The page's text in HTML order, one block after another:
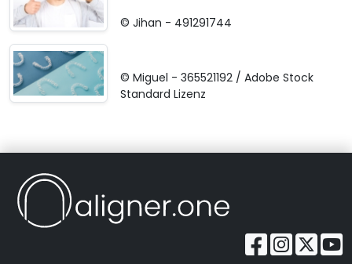
© Jihan - 491291744
© Miguel -365521192 /Adobe Stock
Standard Lizenz